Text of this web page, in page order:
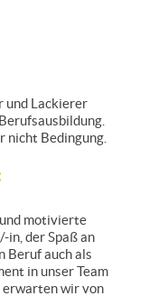
und Lackierer
nicht Bedingung.
motivierte
in, der Spaß an
Beruf auch als
in unser Team
erwarten wir von